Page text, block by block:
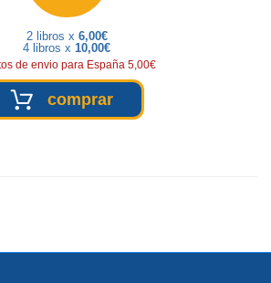
2 libros x 6,00€
4 libros x 10,00€
de envio para España 5,00€
comprar